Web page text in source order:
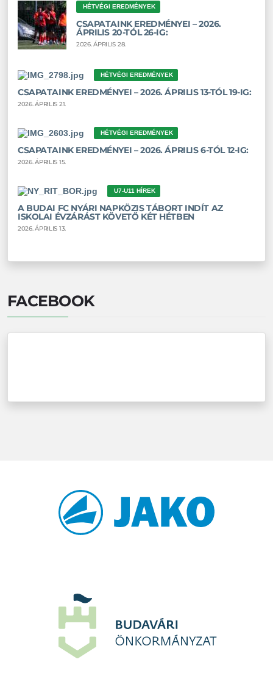
HÉTVÉGI EREDMÉNYEK
CSAPATAINK EREDMÉNYEI – 2026.
ÁPRILIS 20-TÓL 26-IG:
2026. ÁPRILIS 28.
HÉTVÉGI EREDMÉNYEK
CSAPATAINK EREDMÉNYEI – 2026. ÁPRILIS 13-TÓL 19-IG:
2026. ÁPRILIS 21.
HÉTVÉGI EREDMÉNYEK
CSAPATAINK EREDMÉNYEI – 2026. ÁPRILIS 6-TÓL 12-IG:
2026. ÁPRILIS 15.
U7-U11 HÍREK
A BUDAI FC NYÁRI NAPKÖZIS TÁBORT INDÍT AZ
ISKOLAI ÉVZÁRÁST KÖVETŐ KÉT HÉTBEN
2026. ÁPRILIS 13.
FACEBOOK